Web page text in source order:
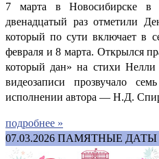
7 марта в Новосибирске
двенадцатый раз отметили
который по сути включает в
февраля и 8 марта. Открылся
который дан» на стихи
видеозаписи прозвучало
исполнении автора — Н.Д.
подробнее »
07.03.2026 ПАМЯТНЫЕ ДАТЫ